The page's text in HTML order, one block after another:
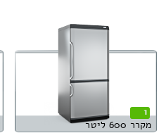
1
מקרר 600 ליטר